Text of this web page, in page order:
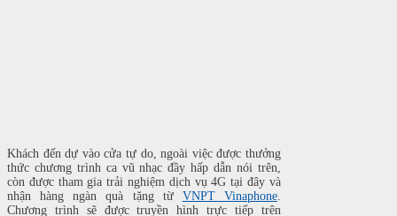
Khách đến dự vào cửa tự do, ngoài việc được thưởng
thức chương trình ca vũ nhạc đầy hấp dẫn nói trên,
còn được tham gia trải nghiệm dịch vụ 4G tại đây và
nhận hàng ngàn quà tặng từ VNPT Vinaphone.
Chương trình sẽ được truyền hình trực tiếp trên